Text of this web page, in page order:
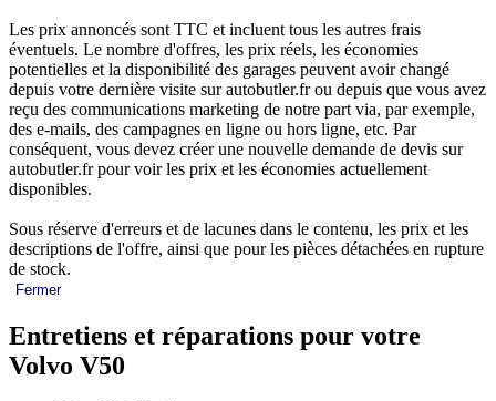
Les prix annoncés sont TTC et incluent tous les autres frais
éventuels. Le nombre d'offres, les prix réels, les économies
potentielles et la disponibilité des garages peuvent avoir changé
depuis votre dernière visite sur autobutler.fr ou depuis que vous avez
reçu des communications marketing de notre part via, par exemple,
des e-mails, des campagnes en ligne ou hors ligne, etc. Par
conséquent, vous devez créer une nouvelle demande de devis sur
autobutler.fr pour voir les prix et les économies actuellement
disponibles.
Sous réserve d'erreurs et de lacunes dans le contenu, les prix et les
descriptions de l'offre, ainsi que pour les pièces détachées en rupture
de stock.
Fermer
Entretiens et réparations pour votre
Volvo V50